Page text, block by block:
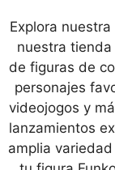
Explora
nuestra
de figuras de
personajes
videojogos y
lanzamientos
amplia